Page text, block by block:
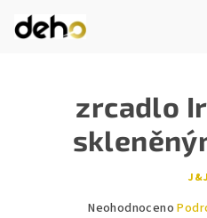
obsah
zrcadlo
J&J
Průměrné
Neohodnoceno